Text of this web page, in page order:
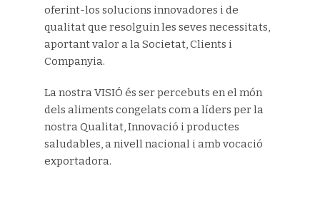
oferint-los solucions innovadores i de
qualitat que resolguin les seves necessitats,
aportant valor a la Societat, Clients i
Companyia.
La nostra VISIÓ és ser percebuts en el món
dels aliments congelats com a líders per la
nostra Qualitat, Innovació i productes
saludables, a nivell nacional i amb vocació
exportadora.